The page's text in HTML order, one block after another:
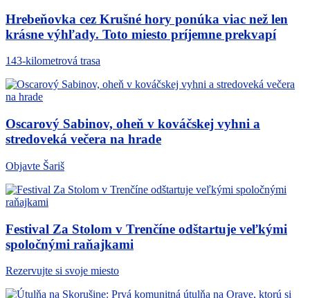
Hrebeňovka cez Krušné hory ponúka viac než len
krásne výhľady. Toto miesto príjemne prekvapí
143-kilometrová trasa
Oscarový Sabinov, oheň v kováčskej vyhni a
stredoveká večera na hrade
Objavte Šariš
Festival Za Stolom v Trenčíne odštartuje veľkými
spoločnými raňajkami
Rezervujte si svoje miesto